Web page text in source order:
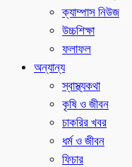
ক্যাম্পাস নিউজ
উচ্চশিক্ষা
ফলাফল
অন্যান্য
স্বাস্থ্যকথা
কৃষি ও জীবন
চাকরির খবর
ধর্ম ও জীবন
ফিচার